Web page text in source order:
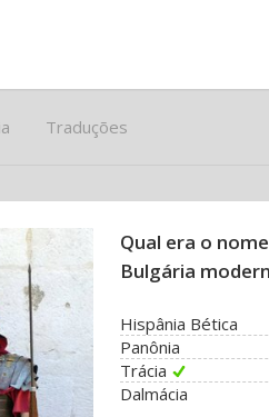
Traduções
Qual era o
Bulgária
Hispânia Bética
Panônia
Trácia
Dalmácia